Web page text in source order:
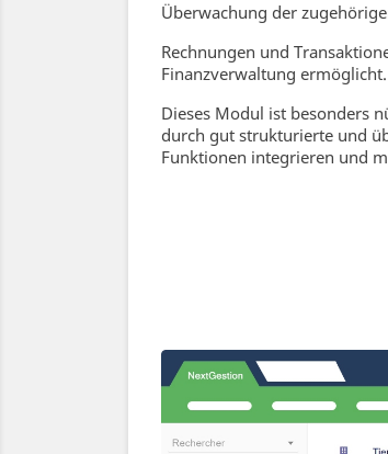
Überwachung der
Rechnungen und
Finanzverwaltung ermöglicht.
Dieses Modul ist besonders
durch gut strukturierte und
Funktionen integrieren und